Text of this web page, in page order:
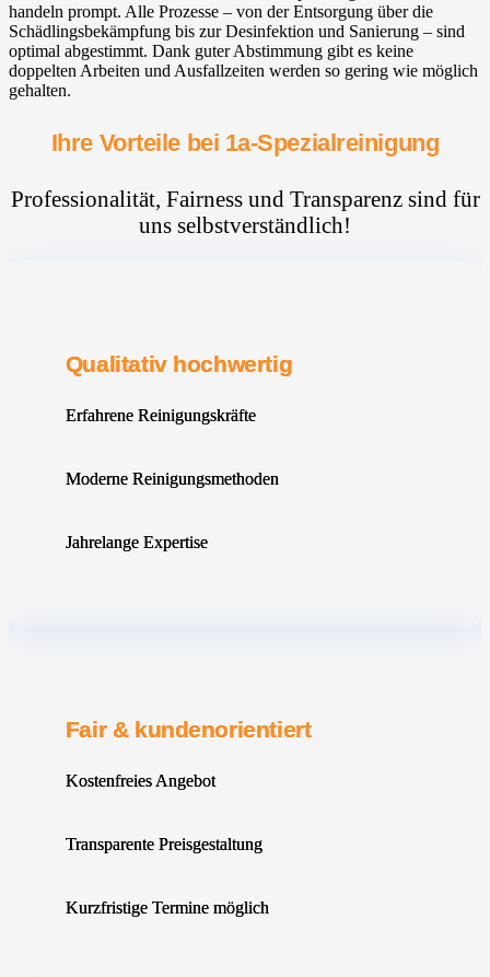
handeln prompt. Alle Prozesse – von der Entsorgung über die
Schädlingsbekämpfung bis zur Desinfektion und Sanierung – sind
optimal abgestimmt. Dank guter Abstimmung gibt es keine
doppelten Arbeiten und Ausfallzeiten werden so gering wie möglich
gehalten.
Ihre Vorteile bei 1a-Spezialreinigung
Professionalität, Fairness und Transparenz sind für
uns selbstverständlich!
Qualitativ hochwertig
Erfahrene Reinigungskräfte
Moderne Reinigungsmethoden
Jahrelange Expertise
Fair & kundenorientiert
Kostenfreies Angebot
Transparente Preisgestaltung
Kurzfristige Termine möglich